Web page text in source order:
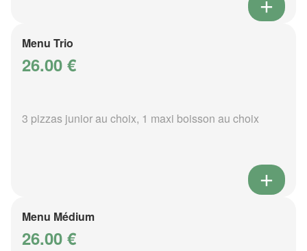
Menu Trio
26.00 €
3 pizzas junior au choix, 1 maxi boisson au choix
Menu Médium
26.00 €